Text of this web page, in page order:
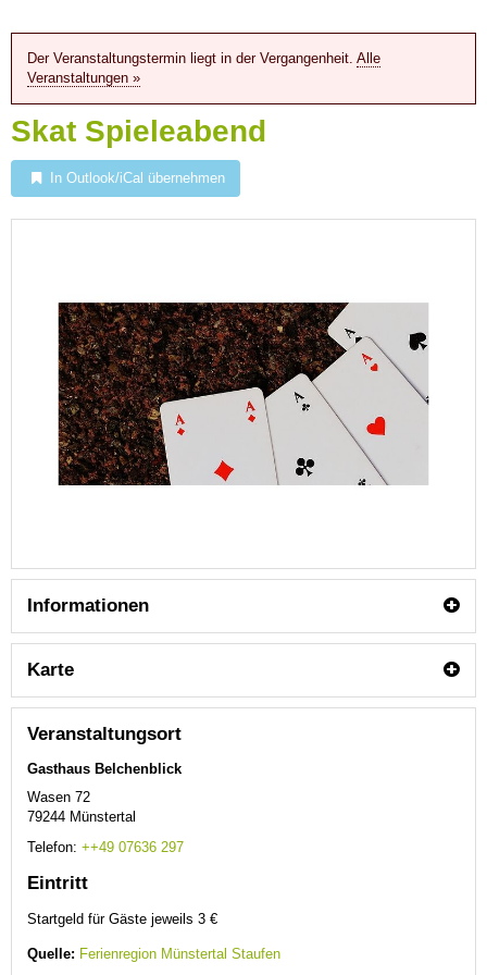
Der Veranstaltungstermin liegt in der Vergangenheit. Alle
Veranstaltungen »
Skat Spieleabend
In Outlook/iCal übernehmen
Informationen
Karte
Veranstaltungsort
Gasthaus Belchenblick
Wasen 72
79244 Münstertal
Telefon: ++49 07636 297
Eintritt
Startgeld für Gäste jeweils 3 €
Quelle: Ferienregion Münstertal Staufen